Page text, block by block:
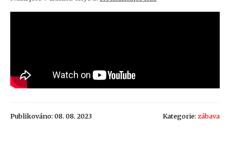
Publikováno: 08. 08. 2023 Kategorie: zábava